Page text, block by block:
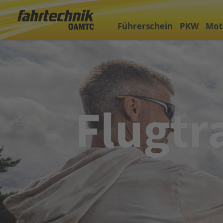
Führerschein PKW